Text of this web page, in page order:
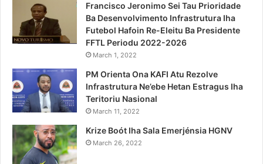
Francisco Jeronimo Sei Tau Prioridade
Ba Desenvolvimento Infrastrutura Iha
Futebol Hafoin Re-Eleitu Ba Presidente
FFTL Periodu 2022-2026
March 1, 2022
PM Orienta Ona KAFI Atu Rezolve
Infrastrutura Ne’ebe Hetan Estragus Iha
Teritoriu Nasional
March 11, 2022
Krize Boót Iha Sala Emerjénsia HGNV
March 26, 2022